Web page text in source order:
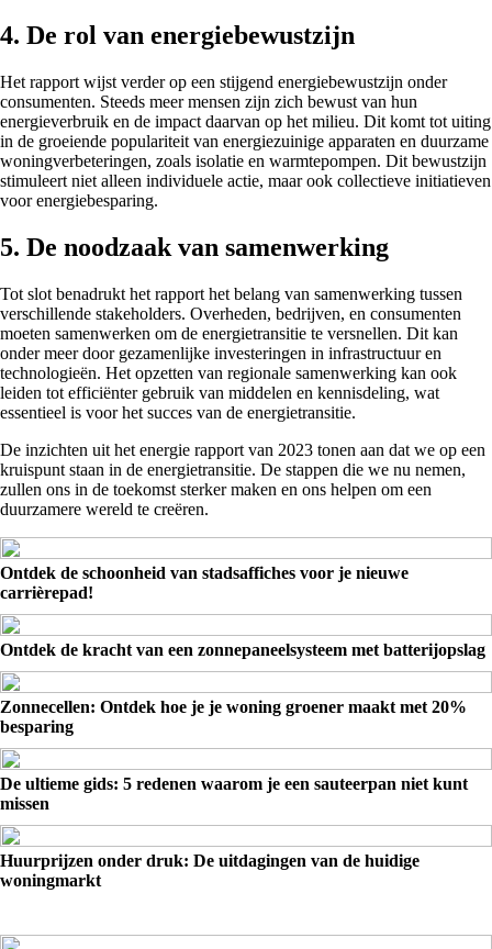
4. De rol van energiebewustzijn
Het rapport wijst verder op een stijgend energiebewustzijn onder
consumenten. Steeds meer mensen zijn zich bewust van hun
energieverbruik en de impact daarvan op het milieu. Dit komt tot uiting
in de groeiende populariteit van energiezuinige apparaten en duurzame
woningverbeteringen, zoals isolatie en warmtepompen. Dit bewustzijn
stimuleert niet alleen individuele actie, maar ook collectieve initiatieven
voor energiebesparing.
5. De noodzaak van samenwerking
Tot slot benadrukt het rapport het belang van samenwerking tussen
verschillende stakeholders. Overheden, bedrijven, en consumenten
moeten samenwerken om de energietransitie te versnellen. Dit kan
onder meer door gezamenlijke investeringen in infrastructuur en
technologieën. Het opzetten van regionale samenwerking kan ook
leiden tot efficiënter gebruik van middelen en kennisdeling, wat
essentieel is voor het succes van de energietransitie.
De inzichten uit het energie rapport van 2023 tonen aan dat we op een
kruispunt staan in de energietransitie. De stappen die we nu nemen,
zullen ons in de toekomst sterker maken en ons helpen om een
duurzamere wereld te creëren.
Ontdek de schoonheid van stadsaffiches voor je nieuwe
carrièrepad!
Ontdek de kracht van een zonnepaneelsysteem met batterijopslag
Zonnecellen: Ontdek hoe je je woning groener maakt met 20%
besparing
De ultieme gids: 5 redenen waarom je een sauteerpan niet kunt
missen
Huurprijzen onder druk: De uitdagingen van de huidige
woningmarkt